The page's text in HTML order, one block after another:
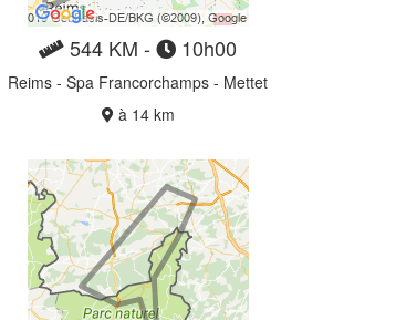
à 14 km
211 KM - 4h00